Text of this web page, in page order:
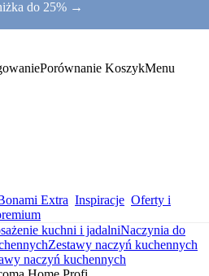
do 25% →
Porównanie KoszykMenu
Extra Inspiracje Oferty i
kuchni i jadalniNaczynia do
Zestawy naczyń kuchennych
naczyń kuchennych